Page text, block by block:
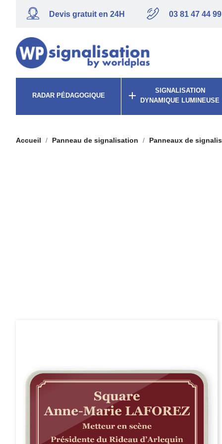
Devis gratuit en 24H 03 81 47 44 99
RADAR PÉDAGOGIQUE 
SIGNALISATION
DYNAMIQUE LUMINEUSE
Accueil Panneau de signalisation Panneaux de